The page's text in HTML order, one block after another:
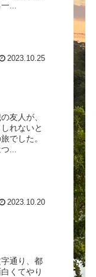
...
2023.10.25
友人が、
れないと
でした。
...
2023.10.20
通り、都
くてやり